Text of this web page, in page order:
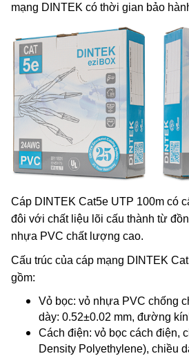
mạng DINTEK có thời gian bảo
Cáp DINTEK Cat5e UTP 100m có
đôi với chất liệu lõi cấu thành từ
nhựa PVC chất lượng cao.
Cấu trúc của cáp mạng DINTEK
gồm:
Vỏ bọc: vỏ nhựa PVC chống
dày: 0.52±0.02 mm, đường
Cách điện: vỏ bọc cách điện,
Density Polyethylene), chiều